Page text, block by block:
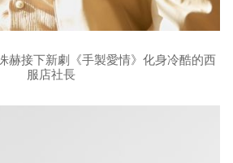
赫接下新劇《手製愛情》化身冷酷的西
服店社長